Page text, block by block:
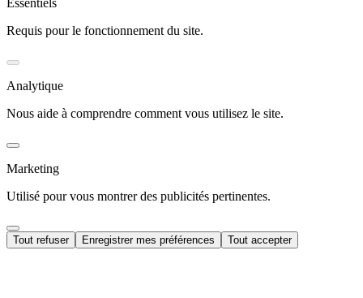
Essentiels
Requis pour le fonctionnement du site.
Analytique
Nous aide à comprendre comment vous utilisez le site.
Marketing
Utilisé pour vous montrer des publicités pertinentes.
Tout refuser Enregistrer mes préférences Tout accepter